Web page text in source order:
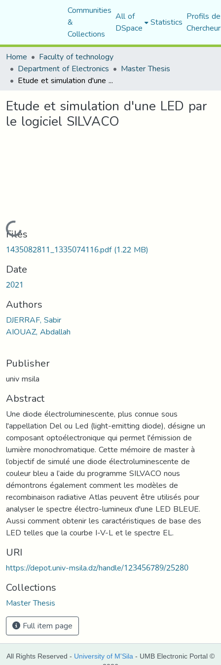
Communities
&
Collections
All of
DSpace Statistics Profils
Home
Faculty of technology
Department of Electronics Master Thesis
Etude et simulation d'une LED par le logiciel SILVACO
Etude et simulation d'une LED par
le logiciel SILVACO
Loading...
Files
1435082811_1335074116.pdf(1.22 MB)
Date
2021
Authors
DJERRAF, Sabir
AIOUAZ, Abdallah
Publisher
univ msila
Abstract
Une diode électroluminescente, plus connue sous
l'appellation Del ou Led (light-emitting diode), désigne un
composant optoélectronique qui permet l'émission de
lumière monochromatique. Cette mémoire de master à
l’objectif de simulé une diode électroluminescente de
couleur bleu a l’aide du programme SILVACO nous
démontrons également comment les modèles de
recombinaison radiative Atlas peuvent être utilisés pour
analyser le spectre électro-lumineux d'une LED BLEUE.
Aussi comment obtenir les caractéristiques de base des
LED telles que la courbe I-V-L et le spectre EL.
URI
https://depot.univ-msila.dz/handle/123456789/25280
Collections
Master Thesis
Full item page
All Rights Reserved - University of M'Sila - UMB Electronic Portal ©